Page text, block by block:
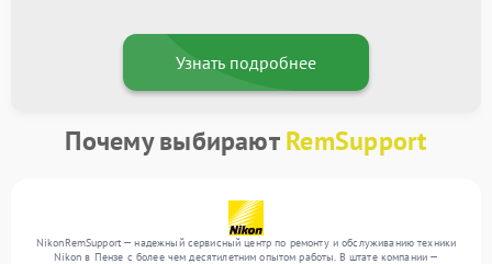
Узнать подробнее
Почему выбираютRemSupport
NikonRemSupport — надежный сервисный центр по ремонту и обслуживанию техники
Nikon в Пензе с более чем десятилетним опытом работы. В штате компании —